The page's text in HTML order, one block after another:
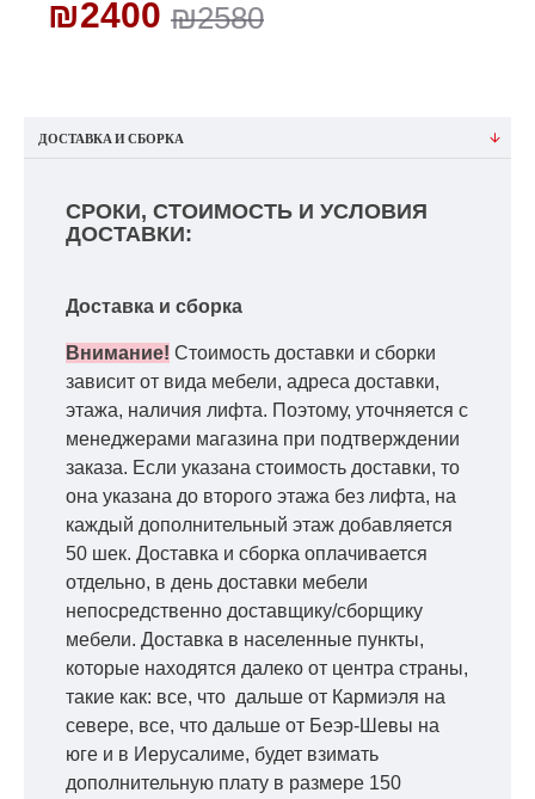
₪2580
₪2400
ДОСТАВКА И СБОРКА
СРОКИ, СТОИМОСТЬ И УСЛОВИЯ
ДОСТАВКИ:
Доставка и сборка
Внимание! Стоимость доставки и сборки
зависит от вида мебели, адреса доставки,
этажа, наличия лифта. Поэтому, уточняется с
менеджерами магазина при подтверждении
заказа. Если указана стоимость доставки, то
она указана до второго этажа без лифта, на
каждый дополнительный этаж добавляется
50 шек. Доставка и сборка оплачивается
отдельно, в день доставки мебели
непосредственно доставщику/сборщику
мебели. Доставка в населенные пункты,
которые находятся далеко от центра страны,
такие как: все, что дальше от Кармиэля на
севере, все, что дальше от Беэр-Шевы на
юге и в Иерусалиме, будет взимать
дополнительную плату в размере 150